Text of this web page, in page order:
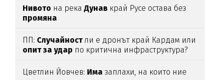
Нивото на рекаДунав край Русе остава без
промяна
ПП: Случайностли е дронът край Кардам или
опит за удар по критична инфраструктура?
Цветлин Йовчев: Има заплахи, на които ние